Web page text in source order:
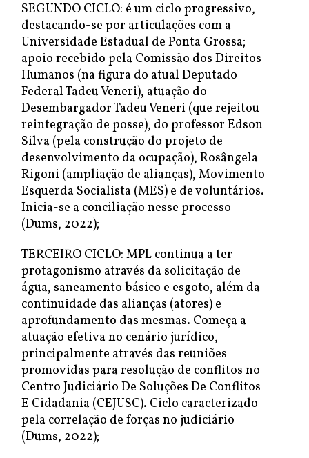
SEGUNDO CICLO: é um ciclo progressivo,
destacando-se por articulações com a
Universidade Estadual de Ponta Grossa;
apoio recebido pela Comissão dos Direitos
Humanos (na figura do atual Deputado
Federal Tadeu Veneri), atuação do
Desembargador Tadeu Veneri (que rejeitou
reintegração de posse), do professor Edson
Silva (pela construção do projeto de
desenvolvimento da ocupação), Rosângela
Rigoni (ampliação de alianças), Movimento
Esquerda Socialista (MES) e de voluntários.
Inicia-se a conciliação nesse processo
(Dums, 2022);
TERCEIRO CICLO: MPL continua a ter
protagonismo através da solicitação de
água, saneamento básico e esgoto, além da
continuidade das alianças (atores) e
aprofundamento das mesmas. Começa a
atuação efetiva no cenário jurídico,
principalmente através das reuniões
promovidas para resolução de conflitos no
Centro Judiciário De Soluções De Conflitos
E Cidadania (CEJUSC). Ciclo caracterizado
pela correlação de forças no judiciário
(Dums, 2022);